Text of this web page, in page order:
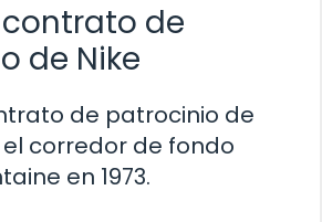
contrato de
de Nike
de patrocinio de
el corredor de fondo
en 1973.